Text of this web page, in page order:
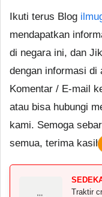
Ikuti terus Blog
mendapatkan
di negara ini, dan
dengan informasi di
Komentar / E-mail
atau bisa hubungi
kami. Semoga
semua, terima
Traktir